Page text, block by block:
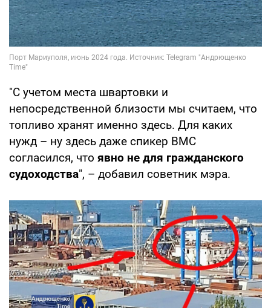
"С учетом места швартовки и
непосредственной близости мы считаем, что
топливо хранят именно здесь. Для каких
нужд – ну здесь даже спикер ВМС
согласился, что явно не для гражданского
судоходства", – добавил советник мэра.